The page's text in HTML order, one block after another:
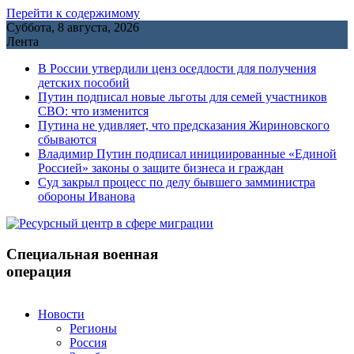
Перейти к содержимому
Суббота, 8 августа, 2026
Лента
В России утвердили ценз оседлости для получения
детских пособий
Путин подписал новые льготы для семей участников
СВО: что изменится
Путина не удивляет, что предсказания Жириновского
сбываются
Владимир Путин подписал инициированные «Единой
Россией» законы о защите бизнеса и граждан
Cуд закрыл процесс по делу бывшего замминистра
обороны Иванова
Специальная военная
операция
Новости
Регионы
Россия